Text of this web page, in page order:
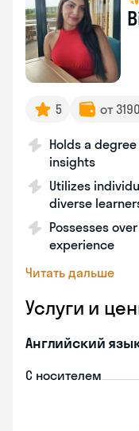
5 от
Holds a
insights
Utilizes
diverse
Possesses
experience
Читать дальше
Услуги и
Английский
С носителем